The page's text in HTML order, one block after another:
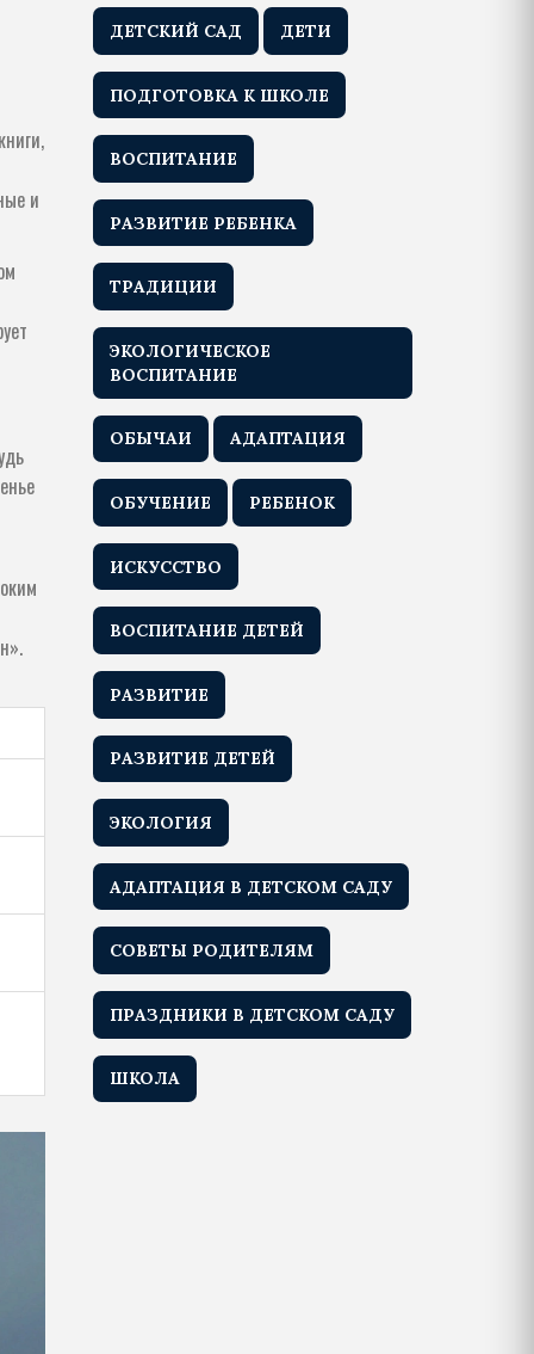
и
ДЕТСКИЙ САД ДЕТИ
ПОДГОТОВКА К ШКОЛЕ
ВОСПИТАНИЕ
РАЗВИТИЕ РЕБЕНКА
ТРАДИЦИИ
ЭКОЛОГИЧЕСКОЕ
ВОСПИТАНИЕ
ОБЫЧАИ АДАПТАЦИЯ
ОБУЧЕНИЕ РЕБЕНОК
ИСКУССТВО
ВОСПИТАНИЕ ДЕТЕЙ
РАЗВИТИЕ
РАЗВИТИЕ ДЕТЕЙ
ЭКОЛОГИЯ
АДАПТАЦИЯ В ДЕТСКОМ САДУ
СОВЕТЫ РОДИТЕЛЯМ
ПРАЗДНИКИ В ДЕТСКОМ САДУ
ШКОЛА